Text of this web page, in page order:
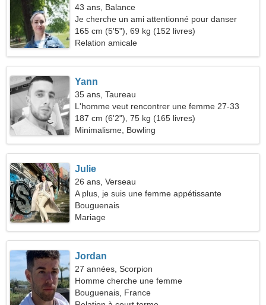
43 ans, Balance
Je cherche un ami attentionné pour danser
165 cm (5'5"), 69 kg (152 livres)
Relation amicale
Yann
35 ans, Taureau
L'homme veut rencontrer une femme 27-33
187 cm (6'2"), 75 kg (165 livres)
Minimalisme, Bowling
Julie
26 ans, Verseau
A plus, je suis une femme appétissante
Bouguenais
Mariage
Jordan
27 années, Scorpion
Homme cherche une femme
Bouguenais, France